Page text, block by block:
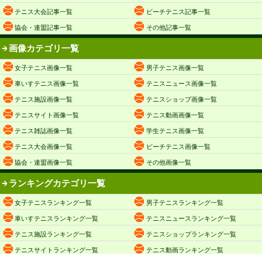
テニス大会記事一覧 ビーチテニス記事一覧
協会・連盟記事一覧 その他記事一覧
画像カテゴリ一覧
女子テニス画像一覧 男子テニス画像一覧
車いすテニス画像一覧 テニスニュース画像一覧
テニス施設画像一覧 テニスショップ画像一覧
テニスサイト画像一覧 テニス動画画像一覧
テニス雑誌画像一覧 学生テニス画像一覧
テニス大会画像一覧 ビーチテニス画像一覧
協会・連盟画像一覧 その他画像一覧
ランキングカテゴリ一覧
女子テニスランキング一覧 男子テニスランキング一覧
車いすテニスランキング一覧 テニスニュースランキング一覧
テニス施設ランキング一覧 テニスショップランキング一覧
テニスサイトランキング一覧 テニス動画ランキング一覧